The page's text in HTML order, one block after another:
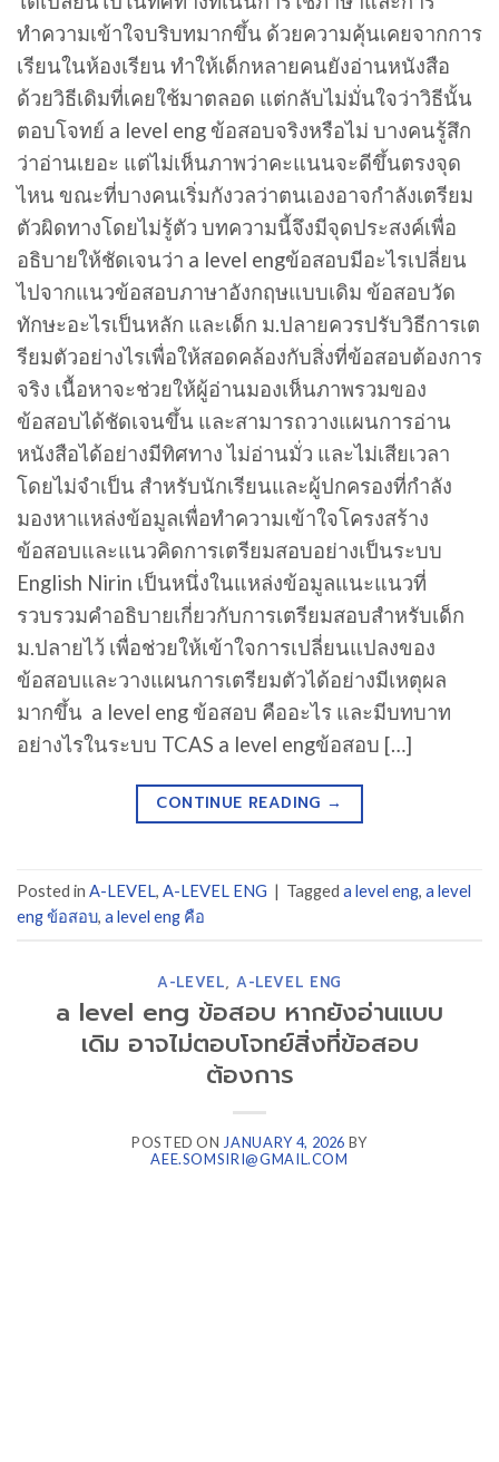
ทำความเข้าใจบริบทมากขึ้น ด้วยความคุ้นเคยจากการ
เรียนในห้องเรียน ทำให้เด็กหลายคนยังอ่านหนังสือ
ด้วยวิธีเดิมที่เคยใช้มาตลอด แต่กลับไม่มั่นใจว่าวิธีนั้น
ตอบโจทย์ a level eng ข้อสอบจริงหรือไม่ บางคนรู้สึก
ว่าอ่านเยอะ แต่ไม่เห็นภาพว่าคะแนนจะดีขึ้นตรงจุด
ไหน ขณะที่บางคนเริ่มกังวลว่าตนเองอาจกำลังเตรียม
ตัวผิดทางโดยไม่รู้ตัว บทความนี้จึงมีจุดประสงค์เพื่อ
อธิบายให้ชัดเจนว่า a level engข้อสอบมีอะไรเปลี่ยน
ไปจากแนวข้อสอบภาษาอังกฤษแบบเดิม ข้อสอบวัด
ทักษะอะไรเป็นหลัก และเด็ก ม.ปลายควรปรับวิธีการเต
รียมตัวอย่างไรเพื่อให้สอดคล้องกับสิ่งที่ข้อสอบต้องการ
จริง เนื้อหาจะช่วยให้ผู้อ่านมองเห็นภาพรวมของ
ข้อสอบได้ชัดเจนขึ้น และสามารถวางแผนการอ่าน
หนังสือได้อย่างมีทิศทาง ไม่อ่านมั่ว และไม่เสียเวลา
โดยไม่จำเป็น สำหรับนักเรียนและผู้ปกครองที่กำลัง
มองหาแหล่งข้อมูลเพื่อทำความเข้าใจโครงสร้าง
ข้อสอบและแนวคิดการเตรียมสอบอย่างเป็นระบบ
English Nirin เป็นหนึ่งในแหล่งข้อมูลแนะแนวที่
รวบรวมคำอธิบายเกี่ยวกับการเตรียมสอบสำหรับเด็ก
ม.ปลายไว้ เพื่อช่วยให้เข้าใจการเปลี่ยนแปลงของ
ข้อสอบและวางแผนการเตรียมตัวได้อย่างมีเหตุผล
มากขึ้น a level eng ข้อสอบ คืออะไร และมีบทบาท
อย่างไรในระบบ TCAS a level engข้อสอบ […]
CONTINUE READING →
Posted in A-LEVEL, A-LEVEL ENG | Tagged a level eng, a level
eng ข้อสอบ, a level eng คือ
A-LEVEL, A-LEVEL ENG
a level eng ข้อสอบ หากยังอ่านแบบ
เดิม อาจไม่ตอบโจทย์สิ่งที่ข้อสอบ
ต้องการ
POSTED ON JANUARY 4, 2026 BY
AEE.SOMSIRI@GMAIL.COM